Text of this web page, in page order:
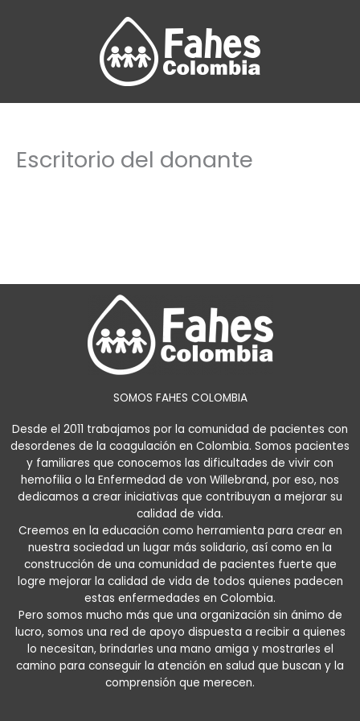
Escritorio del donante
SOMOS FAHES COLOMBIA
Desde el 2011 trabajamos por la comunidad de pacientes con
desordenes de la coagulación en Colombia. Somos pacientes
y familiares que conocemos las dificultades de vivir con
hemofilia o la Enfermedad de von Willebrand, por eso, nos
dedicamos a crear iniciativas que contribuyan a mejorar su
calidad de vida.
Creemos en la educación como herramienta para crear en
nuestra sociedad un lugar más solidario, así como en la
construcción de una comunidad de pacientes fuerte que
logre mejorar la calidad de vida de todos quienes padecen
estas enfermedades en Colombia.
Pero somos mucho más que una organización sin ánimo de
lucro, somos una red de apoyo dispuesta a recibir a quienes
lo necesitan, brindarles una mano amiga y mostrarles el
camino para conseguir la atención en salud que buscan y la
comprensión que merecen.